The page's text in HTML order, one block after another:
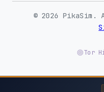
© 2026
Tor